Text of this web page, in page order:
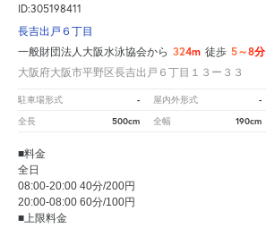
ID:305198411
長吉出戸６丁目
一般財団法人大阪水泳協会から 324m 徒歩 5～8分
大阪府大阪市平野区長吉出戸６丁目１３ー３３
駐車場形式 - 屋内外形式 -
全長 500cm 全幅 190cm
■料金
全日
08:00-20:00 40分/200円
20:00-08:00 60分/100円
■上限料金